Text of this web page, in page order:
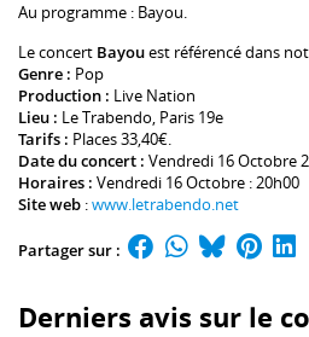
Au programme : Bayou.
Le concert Bayouest référencé dans
Genre : Pop
Production : Live Nation
Lieu : Le Trabendo , Paris 19e
Tarifs : Places 33,40€.
Date du concert : Vendredi 16 Octobre
Horaires : Vendredi 16 Octobre : 20h00
Site web :www.letrabendo.net
Partager sur :
Derniers avis sur le